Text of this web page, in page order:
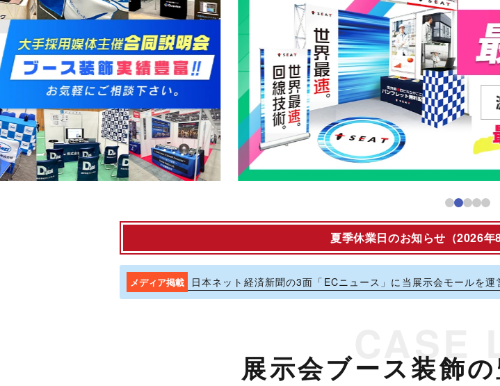
テーブルクロス 椅子カバー
バナースタンド フロアマット
カウンターテーブル
エアーポップバルー
ン
等身大パネル
展示会 合同説明会 会員募集 モ
スタンプラリー インタビュー 記者会見
夏季休業日のお知らせ （2026
いつも当サイトをご贔屓下さり誠にありがとうございます。
誠に勝手ながら、以下の期間を夏季休業日とさせていただきます。
また、メールフォームによるお見積り・お問い合わせは、休業期間中も受け付け
期間中にいただいたお問い合わせへの回答は、営業再開日より順次対応させてい
メディア掲載 日本ネット経済新聞の3面「ECニュース」に当展示会モールを
展示会ブース装飾